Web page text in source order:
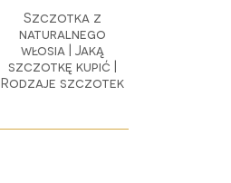
Szczotka z
naturalnego
włosia | Jaką
szczotkę kupić |
Rodzaje szczotek